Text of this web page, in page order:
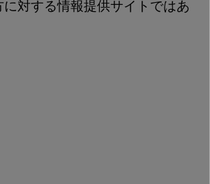
に対する情報提供サイトではあ